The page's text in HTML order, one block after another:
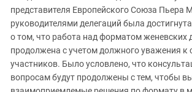
представителя Европейского Союза Пьера
руководителями делегаций была
о том, что работа над форматом женевских
продолжена с учетом должного уважения к
участников. Было условлено, что
вопросам будут продолжены с тем, чтобы